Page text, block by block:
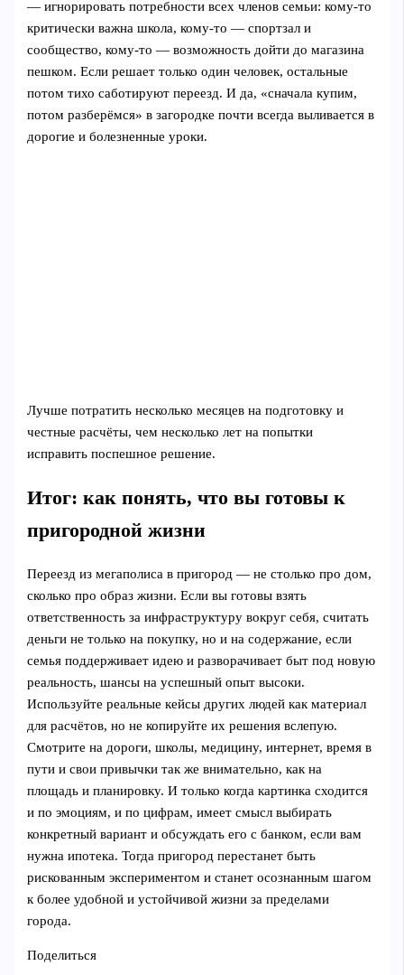
— игнорировать потребности всех членов семьи: кому‑то
критически важна школа, кому‑то — спортзал и
сообщество, кому‑то — возможность дойти до магазина
пешком. Если решает только один человек, остальные
потом тихо саботируют переезд. И да, «сначала купим,
потом разберёмся» в загородке почти всегда выливается в
дорогие и болезненные уроки.
Лучше потратить несколько месяцев на подготовку и
честные расчёты, чем несколько лет на попытки
исправить поспешное решение.
Итог: как понять, что вы готовы к
пригородной жизни
Переезд из мегаполиса в пригород — не столько про дом,
сколько про образ жизни. Если вы готовы взять
ответственность за инфраструктуру вокруг себя, считать
деньги не только на покупку, но и на содержание, если
семья поддерживает идею и разворачивает быт под новую
реальность, шансы на успешный опыт высоки.
Используйте реальные кейсы других людей как материал
для расчётов, но не копируйте их решения вслепую.
Смотрите на дороги, школы, медицину, интернет, время в
пути и свои привычки так же внимательно, как на
площадь и планировку. И только когда картинка сходится
и по эмоциям, и по цифрам, имеет смысл выбирать
конкретный вариант и обсуждать его с банком, если вам
нужна ипотека. Тогда пригород перестанет быть
рискованным экспериментом и станет осознанным шагом
к более удобной и устойчивой жизни за пределами
города.
Поделиться